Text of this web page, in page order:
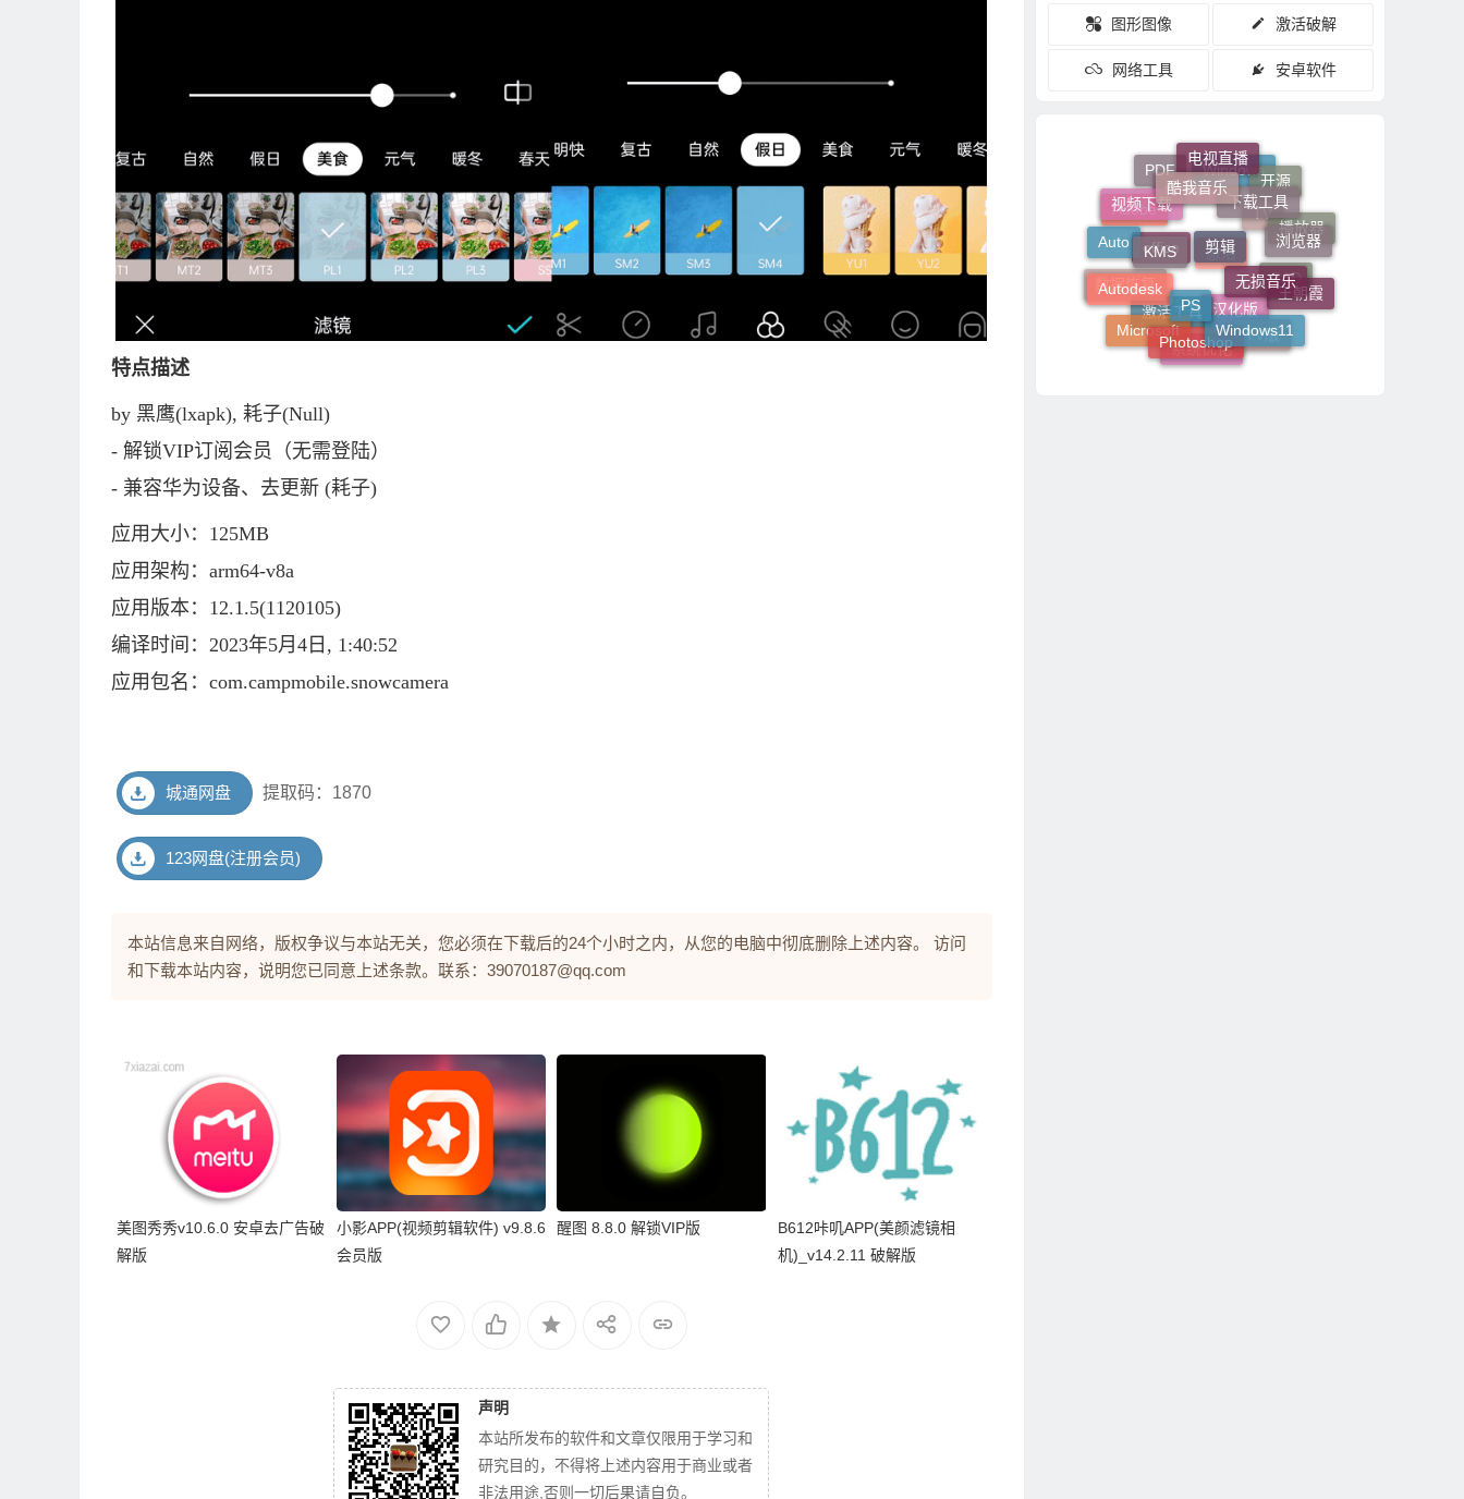
特点描述
by 黑鹰(lxapk), 耗子(Null)
- 解锁VIP订阅会员（无需登陆）
- 兼容华为设备、去更新 (耗子)
应用大小：125MB
应用架构：arm64-v8a
应用版本：12.1.5(1120105)
编译时间：2023年5月4日, 1:40:52
应用包名：com.campmobile.snowcamera
城通网盘 提取码：1870
123网盘(注册会员)
本站信息来自网络，版权争议与本站无关，您必须在下载后的24个小时之内，从您的电脑中彻底删除上述内容。 访问
和下载本站内容，说明您已同意上述条款。联系：39070187@qq.com
美图秀秀v10.6.0 安卓去广告破
解版
小影APP(视频剪辑软件) v9.8.6
会员版
醒图 8.8.0 解锁VIP版
B612咔叽APP(美颜滤镜相
机)_v14.2.11 破解版
声明
本站所发布的软件和文章仅限用于学习和
研究目的，不得将上述内容用于商业或者
非法用途,否则一切后果请自负。
图形图像 激活破解
网络工具 安卓软件
破解版
Windows
TV
激活
office
Adobe
PDF
电视直播
开源
播放器
CAD
汉化版
激活工具
数据恢复
Auto
视频下载
酷我音乐
下载工具
浏览器
王朝霞
TV版
系统优化
Microsoft
Autodesk
KMS
剪辑
无损音乐
Windows11
Photoshop
PS